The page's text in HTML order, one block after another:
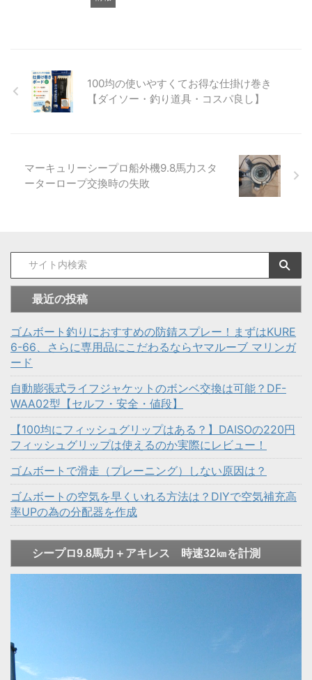
100均の使いやすくてお得な仕掛け巻き
【ダイソー・釣り道具・コスパ良し】
マーキュリーシープロ船外機9.8馬力スタ
ーターロープ交換時の失敗
最近の投稿
ゴムボート釣りにおすすめの防錆スプレー！まずはKURE
6-66、さらに専用品にこだわるならヤマルーブ マリンガ
ード
自動膨張式ライフジャケットのボンベ交換は可能？DF-
WAA02型【セルフ・安全・値段】
【100均にフィッシュグリップはある？】DAISOの220円
フィッシュグリップは使えるのか実際にレビュー！
ゴムボートで滑走（プレーニング）しない原因は？
ゴムボートの空気を早くいれる方法は？DIYで空気補充高
率UPの為の分配器を作成
シープロ9.8馬力＋アキレス 時速32㎞を計測
ー
ヤ
ー